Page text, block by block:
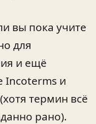
вы пока учите
для
и ещё
Incoterms и
термин всё
рано).